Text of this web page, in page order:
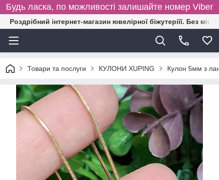
Будь ласка, по можливості залишайте номер Viber
Роздрібний інтернет-магазин ювелірної біжутеріїї. Без
Товари та послуги КУЛОНИ XUPING Кулон 5мм з